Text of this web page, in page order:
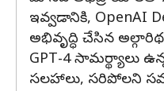
ఇవ్వడానికి, OpenAI
అభివృద్ధి చేసిన
GPT-4 సామర్థ్యాలు
సలహాలు, సరిపోలని